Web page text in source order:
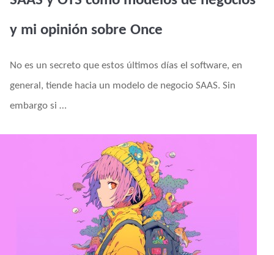
y mi opinión sobre Once
No es un secreto que estos últimos días el software, en
general, tiende hacia un modelo de negocio SAAS. Sin
embargo si …